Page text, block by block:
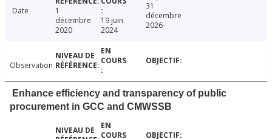
Date
1
décembre
2020
19 juin
2024
31
décembre
2026
Observation
Enhance efficiency and transparency of public
procurement in GCC and CMWSSB